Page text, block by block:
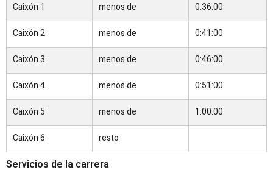
Caixón 1 menos de 0:36:00
Caixón 2 menos de 0:41:00
Caixón 3 menos de 0:46:00
Caixón 4 menos de 0:51:00
Caixón 5 menos de 1:00:00
Caixón 6 resto
Servicios de la carrera